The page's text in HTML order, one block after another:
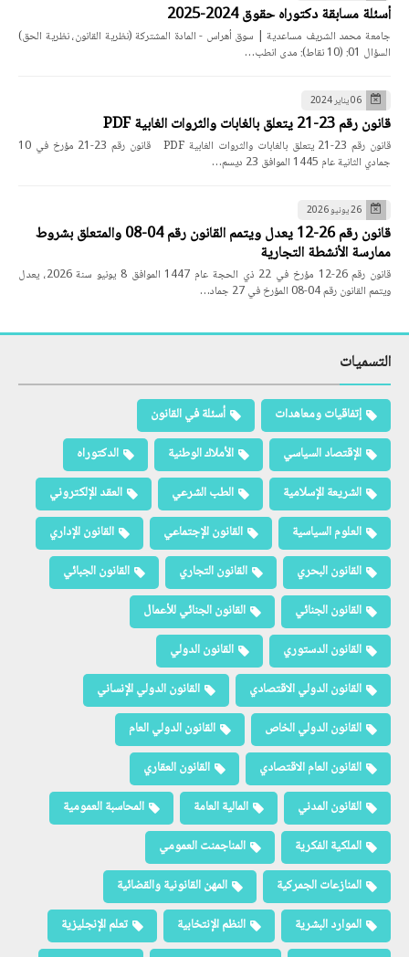
أسئلة مسابقة دكتوراه حقوق 2024-2025
جامعة محمد الشريف مساعدية | سوق أهراس - المادة المشتركة (نظرية القانون، نظرية الحق)
السؤال 01: (10 نقاط): مدى انطب…
06 يناير 2024
قانون رقم 23-21 يتعلق بالغابات والثروات الغابية PDF
قانون رقم 23-21 يتعلق بالغابات والثروات الغابية PDF قانون رقم 23-21 مؤرخ في 10
جمادي الثانية عام 1445 الموافق 23 ديسم…
26 يونيو 2026
قانون رقم 26-12 يعدل ويتمم القانون رقم 04-08 والمتعلق بشروط
ممارسة الأنشطة التجارية
قانون رقم 26-12 مؤرخ في 22 ذي الحجة عام 1447 الموافق 8 يونيو سنة 2026، يعدل
ويتمم القانون رقم 04-08 المؤرخ في 27 جماد…
التسميات
إتفاقيات ومعاهدات
أسئلة في القانون
الإقتصاد السياسي
الأملاك الوطنية
الدكتوراه
الشريعة الإسلامية
الطب الشرعي
العقد الإلكتروني
العلوم السياسية
القانون الإجتماعي
القانون الإداري
القانون البحري
القانون التجاري
القانون الجبائي
القانون الجنائي
القانون الجنائي للأعمال
القانون الدستوري
القانون الدولي
القانون الدولي الاقتصادي
القانون الدولي الإنساني
القانون الدولي الخاص
القانون الدولي العام
القانون العام الاقتصادي
القانون العقاري
القانون المدني
المالية العامة
المحاسبة العمومية
الملكية الفكرية
المناجمنت العمومي
المنازعات الجمركية
المهن القانونية والقضائية
الموارد البشرية
النظم الإنتخابية
تعلم الإنجليزية